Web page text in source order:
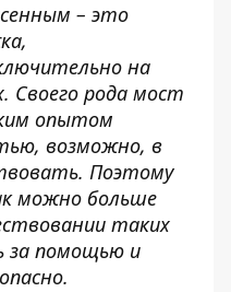
– это
на
Своего рода мост
опытом
возможно, в
Поэтому
можно больше
таких
за помощью и